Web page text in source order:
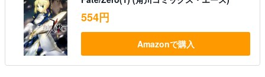
554円
Amazonで購入